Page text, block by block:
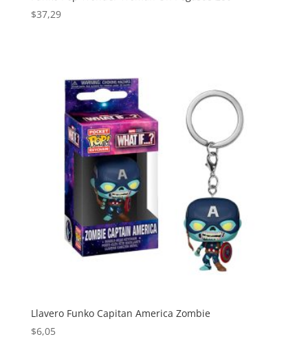
$37,29
Llavero Funko Capitan America Zombie
$6,05